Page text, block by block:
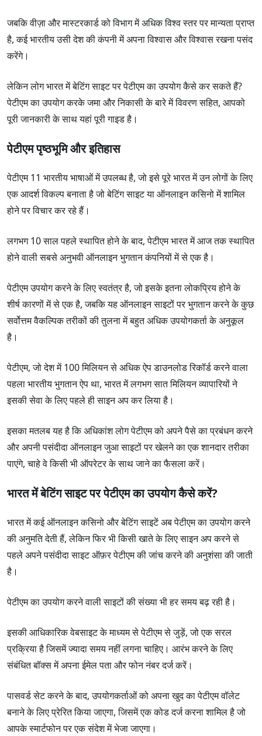
बोनस क्लेम करे
बोनस
5
ग्राहक सहायता
भुगतान की विधि
4
4
कुल मिलाकर
Unified Payments Interface (UPI)
Google Pay
बोनस क्लेम करे
समीक्षा पढ़ें
जबकि वीज़ा और मास्टरकार्ड को विभाग में अधिक विश्व स्तर पर मान्यता प्राप्त
है, कई भारतीय उसी देश की कंपनी में अपना विश्वास और विश्वास रखना पसंद
करेंगे।
लेकिन लोग भारत में बेटिंग साइट पर पेटीएम का उपयोग कैसे कर सकते हैं?
पेटीएम का उपयोग करके जमा और निकासी के बारे में विवरण सहित, आपको
पूरी जानकारी के साथ यहां पूरी गाइड है।
पेटीएम पृष्ठभूमि और इतिहास
पेटीएम 11 भारतीय भाषाओं में उपलब्ध है, जो इसे पूरे भारत में उन लोगों के लिए
एक आदर्श विकल्प बनाता है जो बेटिंग साइट या ऑनलाइन कसिनो में शामिल
होने पर विचार कर रहे हैं।
लगभग 10 साल पहले स्थापित होने के बाद, पेटीएम भारत में आज तक स्थापित
होने वाली सबसे अनुभवी ऑनलाइन भुगतान कंपनियों में से एक है।
पेटीएम उपयोग करने के लिए स्वतंत्र है, जो इसके इतना लोकप्रिय होने के
शीर्ष कारणों में से एक है, जबकि यह ऑनलाइन साइटों पर भुगतान करने के कुछ
सर्वोत्तम वैकल्पिक तरीकों की तुलना में बहुत अधिक उपयोगकर्ता के अनुकूल
है।
पेटीएम, जो देश में 100 मिलियन से अधिक ऐप डाउनलोड रिकॉर्ड करने वाला
पहला भारतीय भुगतान ऐप था, भारत में लगभग सात मिलियन व्यापारियों ने
इसकी सेवा के लिए पहले ही साइन अप कर लिया है।
इसका मतलब यह है कि अधिकांश लोग पेटीएम को अपने पैसे का प्रबंधन करने
और अपनी पसंदीदा ऑनलाइन जुआ साइटों पर खेलने का एक शानदार तरीका
पाएंगे, चाहे वे किसी भी ऑपरेटर के साथ जाने का फैसला करें।
भारत में बेटिंग साइट पर पेटीएम का उपयोग कैसे करें?
भारत में कई ऑनलाइन कसिनो और बेटिंग साइटें अब पेटीएम का उपयोग करने
की अनुमति देती हैं, लेकिन फिर भी किसी खाते के लिए साइन अप करने से
पहले अपने पसंदीदा साइट ऑफ़र पेटीएम की जांच करने की अनुशंसा की जाती
है।
पेटीएम का उपयोग करने वाली साइटों की संख्या भी हर समय बढ़ रही है।
इसकी आधिकारिक वेबसाइट के माध्यम से पेटीएम से जुड़ें, जो एक सरल
प्रक्रिया है जिसमें ज्यादा समय नहीं लगना चाहिए। आरंभ करने के लिए
संबंधित बॉक्स में अपना ईमेल पता और फोन नंबर दर्ज करें।
पासवर्ड सेट करने के बाद, उपयोगकर्ताओं को अपना खुद का पेटीएम वॉलेट
बनाने के लिए प्रेरित किया जाएगा, जिसमें एक कोड दर्ज करना शामिल है जो
आपके स्मार्टफोन पर एक संदेश में भेजा जाएगा।